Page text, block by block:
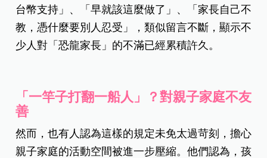
台幣支持」、「早就該這麼做了」、「家長自己不
教，憑什麼要別人忍受」，類似留言不斷，顯示不
少人對「恐龍家長」的不滿已經累積許久。
「一竿子打翻一船人」？對親子家庭不友
善
然而，也有人認為這樣的規定未免太過苛刻，擔心
親子家庭的活動空間被進一步壓縮。他們認為，孩